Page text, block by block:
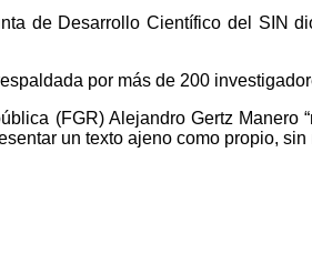
de Desarrollo Científico del SIN
por más de 200
(FGR) Alejandro Gertz Manero
un texto ajeno como propio,